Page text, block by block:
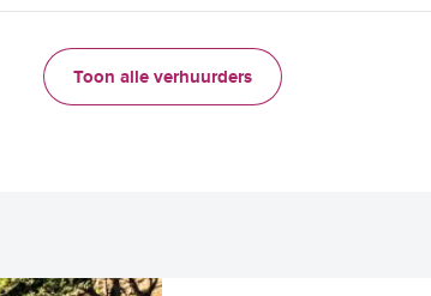
Toon alle verhuurders